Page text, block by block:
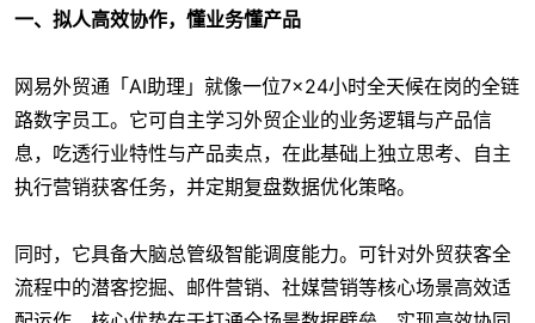
一、拟人高效协作，懂业务懂产品
网易外贸通「AI助理」就像一位7×24小时全天候在岗的全链
路数字员工。它可自主学习外贸企业的业务逻辑与产品信
息，吃透行业特性与产品卖点，在此基础上独立思考、自主
执行营销获客任务，并定期复盘数据优化策略。
同时，它具备大脑总管级智能调度能力。可针对外贸获客全
流程中的潜客挖掘、邮件营销、社媒营销等核心场景高效适